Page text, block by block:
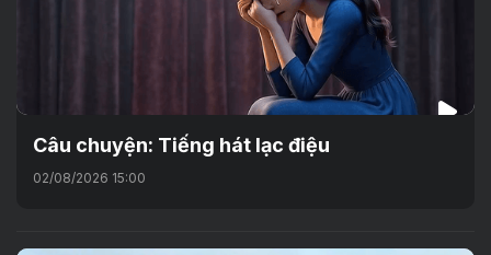
Câu chuyện: Tiếng hát lạc điệu
02/08/2026 15:00